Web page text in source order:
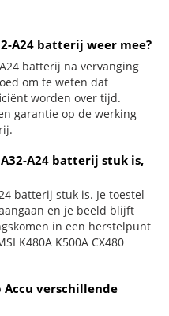
A24 batterij weer mee?
batterij na vervanging
om te weten dat
worden over tijd.
garantie op de werking
A24 batterij stuk is,
batterij stuk is. Je toestel
en je beeld blijft
in een herstelpunt
K480A K500A CX480
Accu verschillende